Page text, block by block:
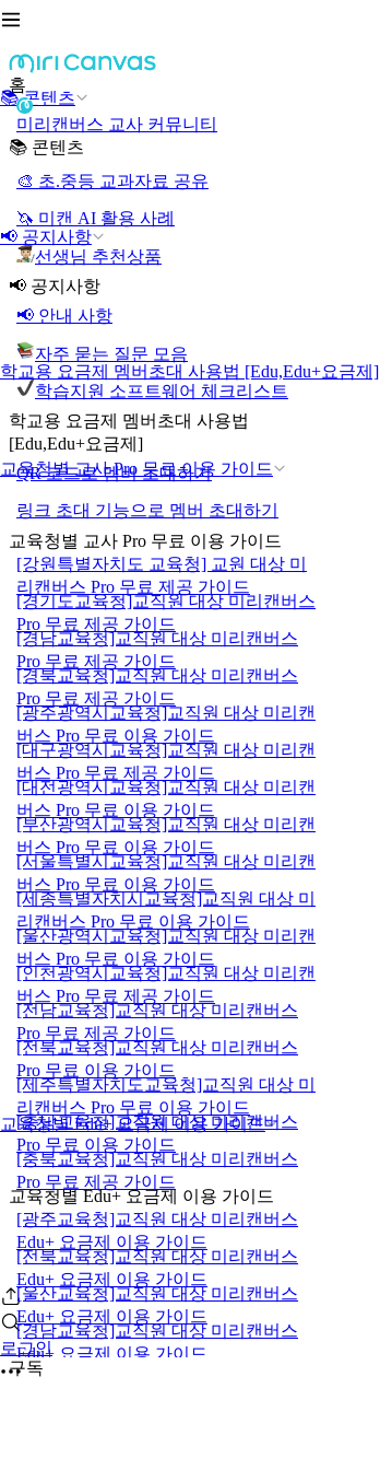
📚 콘텐츠
📢 공지사항
학교용 요금제 멤버초대 사용법 [Edu,Edu+요금제]
교육청별 교사 Pro 무료 이용 가이드
교육청별 Edu+ 요금제 이용 가이드
로그인
홈
미리캔버스 교사 커뮤니티
📚 콘텐츠
🎨 초.중등 교과자료 공유
🦄 미캔 AI 활용 사례
선생님 추천상품
📢 공지사항
📢 안내 사항
자주 묻는 질문 모음
학습지원 소프트웨어 체크리스트
학교용 요금제 멤버초대 사용법
[Edu,Edu+요금제]
QR 코드로 멤버 초대하기
링크 초대 기능으로 멤버 초대하기
교육청별 교사 Pro 무료 이용 가이드
[강원특별자치도 교육청] 교원 대상 미
리캔버스 Pro 무료 제공 가이드
[경기도교육청]교직원 대상 미리캔버스
Pro 무료 제공 가이드
[경남교육청]교직원 대상 미리캔버스
Pro 무료 제공 가이드
[경북교육청]교직원 대상 미리캔버스
Pro 무료 제공 가이드
[광주광역시교육청]교직원 대상 미리캔
버스 Pro 무료 이용 가이드
[대구광역시교육청]교직원 대상 미리캔
버스 Pro 무료 제공 가이드
[대전광역시교육청]교직원 대상 미리캔
버스 Pro 무료 이용 가이드
[부산광역시교육청]교직원 대상 미리캔
버스 Pro 무료 이용 가이드
[서울특별시교육청]교직원 대상 미리캔
버스 Pro 무료 이용 가이드
[세종특별자치시교육청]교직원 대상 미
리캔버스 Pro 무료 이용 가이드
[울산광역시교육청]교직원 대상 미리캔
버스 Pro 무료 이용 가이드
[인천광역시교육청]교직원 대상 미리캔
버스 Pro 무료 제공 가이드
[전남교육청]교직원 대상 미리캔버스
Pro 무료 제공 가이드
[전북교육청]교직원 대상 미리캔버스
Pro 무료 이용 가이드
[제주특별자치도교육청]교직원 대상 미
리캔버스 Pro 무료 이용 가이드
[충남교육청]교직원 대상 미리캔버스
Pro 무료 이용 가이드
[충북교육청]교직원 대상 미리캔버스
Pro 무료 제공 가이드
교육청별 Edu+ 요금제 이용 가이드
[광주교육청]교직원 대상 미리캔버스
Edu+ 요금제 이용 가이드
[전북교육청]교직원 대상 미리캔버스
Edu+ 요금제 이용 가이드
[울산교육청]교직원 대상 미리캔버스
Edu+ 요금제 이용 가이드
[경남교육청]교직원 대상 미리캔버스
Edu+ 요금제 이용 가이드
구독